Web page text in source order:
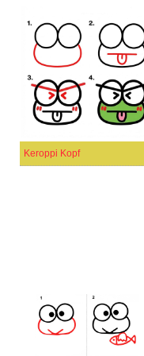
Keroppi Kopf